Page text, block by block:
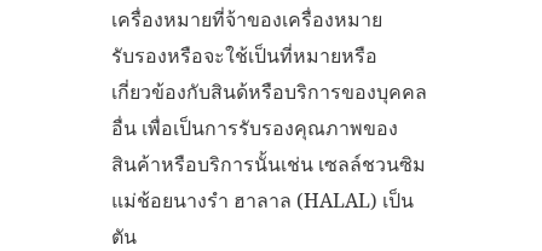
เครื่องหมายที่จ้าของเครื่องหมาย
รับรองหรือจะใช้เป็นที่หมายหรือ
เกี่ยวข้องกับสินด้หรือบริการของบุคคล
อื่น เพื่อเป็นการรับรองคุณภาพของ
สินค้าหรือบริการนั้นเช่น เซลล์ชวนซิม
แม่ช้อยนางรำ ฮาลาล (HALAL) เป็น
ตัน